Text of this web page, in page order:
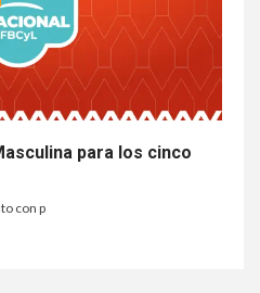
para los cinco
con p